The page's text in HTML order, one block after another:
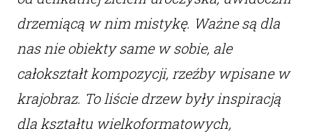
drzemiącą w nim mistykę. Ważne są dla
nas nie obiekty same w sobie, ale
całokształt kompozycji, rzeźby wpisane w
krajobraz. To liście drzew były inspiracją
dla kształtu wielkoformatowych,